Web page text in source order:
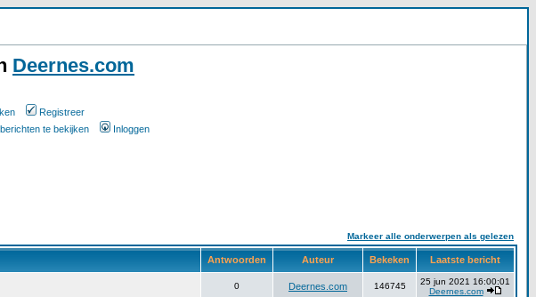
Deernes.com
Registreer
te bekijken Inloggen
Markeer alle onderwerpen als gelezen
Antwoorden Auteur Bekeken Laatste bericht
0 Deernes.com 146745
25 jun 2021 16:00:01
Deernes.com